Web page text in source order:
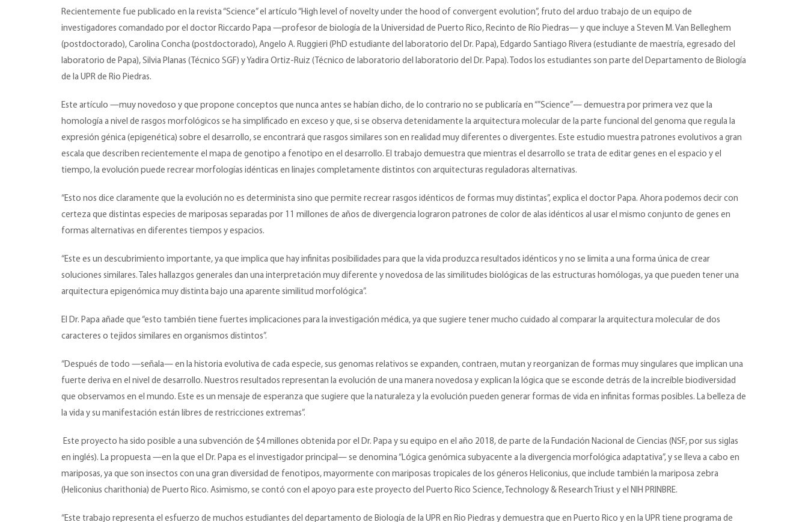
Recientemente fue publicado en la revista “Science” el artículo “High level of novelty under the hood of convergent evolution”, fruto del arduo trabajo de un equipo de
investigadores comandado por el doctor Riccardo Papa —profesor de biología de la Universidad de Puerto Rico, Recinto de Río Piedras— y que incluye a Steven M. Van Belleghem
(postdoctorado), Carolina Concha (postdoctorado), Angelo A. Ruggieri (PhD estudiante del laboratorio del Dr. Papa), Edgardo Santiago Rivera (estudiante de maestría, egresado del
laboratorio de Papa), Silvia Planas (Técnico SGF) y Yadira Ortiz-Ruiz (Técnico de laboratorio del laboratorio del Dr. Papa). Todos los estudiantes son parte del Departamento de Biología
de la UPR de Rio Piedras.
Este artículo —muy novedoso y que propone conceptos que nunca antes se habían dicho, de lo contrario no se publicaría en “”Science”— demuestra por primera vez que la
homología a nivel de rasgos morfológicos se ha simplificado en exceso y que, si se observa detenidamente la arquitectura molecular de la parte funcional del genoma que regula la
expresión génica (epigenética) sobre el desarrollo, se encontrará que rasgos similares son en realidad muy diferentes o divergentes. Este estudio muestra patrones evolutivos a gran
escala que describen recientemente el mapa de genotipo a fenotipo en el desarrollo. El trabajo demuestra que mientras el desarrollo se trata de editar genes en el espacio y el
tiempo, la evolución puede recrear morfologías idénticas en linajes completamente distintos con arquitecturas reguladoras alternativas.
“Esto nos dice claramente que la evolución no es determinista sino que permite recrear rasgos idénticos de formas muy distintas”, explica el doctor Papa. Ahora podemos decir con
certeza que distintas especies de mariposas separadas por 11 millones de años de divergencia lograron patrones de color de alas idénticos al usar el mismo conjunto de genes en
formas alternativas en diferentes tiempos y espacios.
“Este es un descubrimiento importante, ya que implica que hay infinitas posibilidades para que la vida produzca resultados idénticos y no se limita a una forma única de crear
soluciones similares. Tales hallazgos generales dan una interpretación muy diferente y novedosa de las similitudes biológicas de las estructuras homólogas, ya que pueden tener una
arquitectura epigenómica muy distinta bajo una aparente similitud morfológica”.
El Dr. Papa añade que “esto también tiene fuertes implicaciones para la investigación médica, ya que sugiere tener mucho cuidado al comparar la arquitectura molecular de dos
caracteres o tejidos similares en organismos distintos”.
“Después de todo —señala— en la historia evolutiva de cada especie, sus genomas relativos se expanden, contraen, mutan y reorganizan de formas muy singulares que implican una
fuerte deriva en el nivel de desarrollo. Nuestros resultados representan la evolución de una manera novedosa y explican la lógica que se esconde detrás de la increíble biodiversidad
que observamos en el mundo. Este es un mensaje de esperanza que sugiere que la naturaleza y la evolución pueden generar formas de vida en infinitas formas posibles. La belleza de
la vida y su manifestación están libres de restricciones extremas”.
Este proyecto ha sido posible a una subvención de $4 millones obtenida por el Dr. Papa y su equipo en el año 2018, de parte de la Fundación Nacional de Ciencias (NSF, por sus siglas
en inglés). La propuesta —en la que el Dr. Papa es el investigador principal— se denomina “Lógica genómica subyacente a la divergencia morfológica adaptativa”, y se lleva a cabo en
mariposas, ya que son insectos con una gran diversidad de fenotipos, mayormente con mariposas tropicales de los géneros Heliconius, que include también la mariposa zebra
(Heliconius charithonia) de Puerto Rico. Asimismo, se contó con el apoyo para este proyecto del Puerto Rico Science, Technology & Research Triust y el NIH PRINBRE.
“Este trabajo representa el esfuerzo de muchos estudiantes del departamento de Biología de la UPR en Rio Piedras y demuestra que en Puerto Rico y en la UPR tiene programa de